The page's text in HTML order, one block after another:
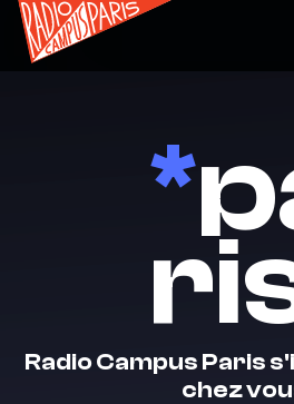
*
Radio Campus Paris
chez